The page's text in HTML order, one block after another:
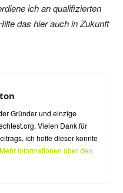
ich an qualifizierten
das hier auch in Zukunft
Gründer und einzige
Vielen Dank für
ich hoffe dieser konnte
Mehr Informationen über den